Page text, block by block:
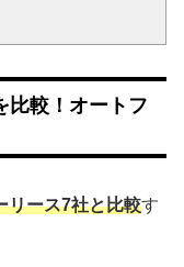
比較！オートフ
リース7社と比較す